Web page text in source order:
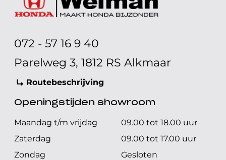
072 - 57 16 9 40
Parelweg 3, 1812 RS Alkmaar
Routebeschrijving
Openingstijden showroom
Maandag t/m vrijdag
09.00 tot 18.00 uur
Zaterdag
09.00 tot 17.00 uur
Zondag
Gesloten